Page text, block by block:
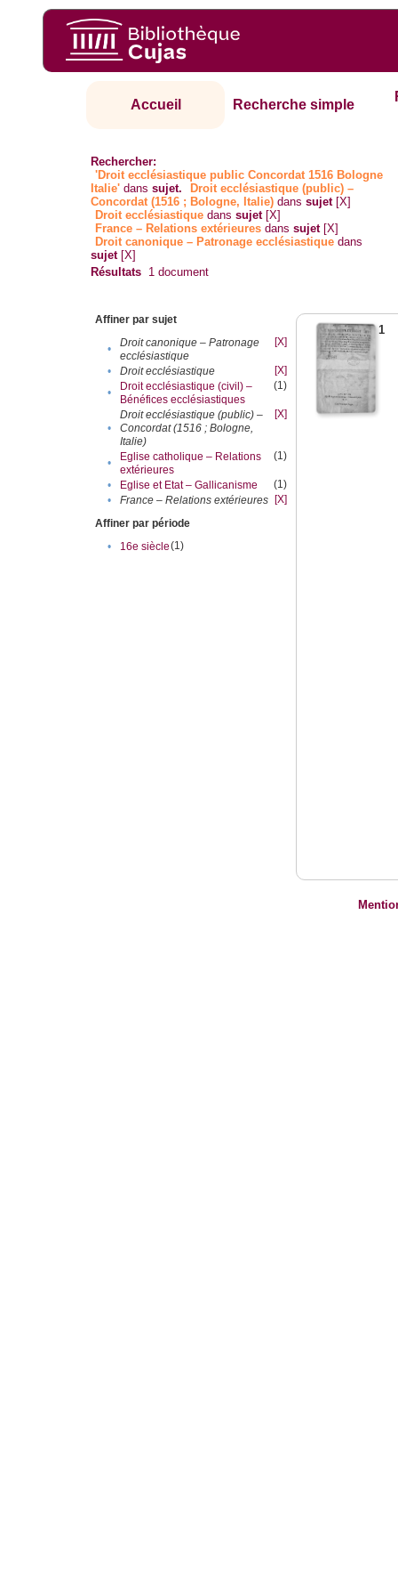
Accueil Recherche simple
Rechercher:
'Droit ecclésiastique public Concordat 1516 Bologne
Italie' danssujet.
Droit ecclésiastique (public) –
Concordat (1516 ; Bologne, Italie) danssujet [X]
Droit ecclésiastique danssujet [X]
France – Relations extérieures danssujet [X]
Droit canonique – Patronage ecclésiastique dans
sujet [X]
Résultats 1 document
Affiner par sujet
•
Droit canonique – Patronage
ecclésiastique
[X]
• Droit ecclésiastique
[X]
•
Droit ecclésiastique (civil) –
Bénéfices ecclésiastiques
(1)
•
Droit ecclésiastique (public) –
Concordat (1516 ; Bologne,
Italie)
[X]
•
Eglise catholique – Relations
extérieures
(1)
• Eglise et Etat – Gallicanisme
(1)
•
France – Relations extérieures [X]
Affiner par période
•
16e siècle(1)
1